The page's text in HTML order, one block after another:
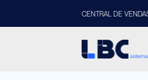
CENTRAL DE